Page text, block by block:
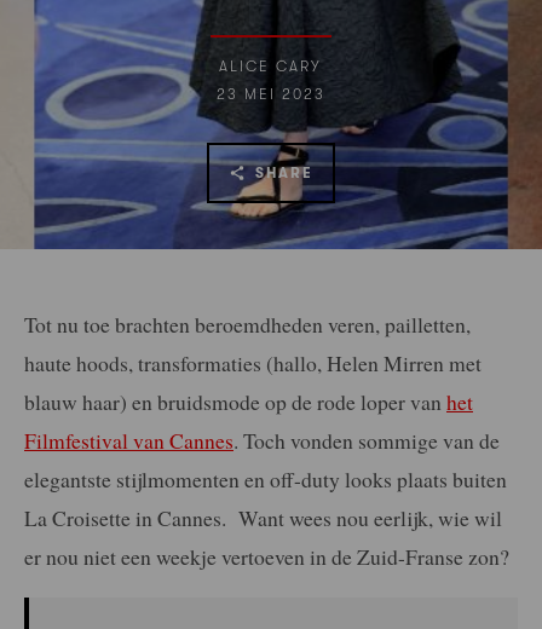
ALICE CARY
23 MEI 2023
SHARE
Tot nu toe brachten beroemdheden veren, pailletten,
haute hoods, transformaties (hallo, Helen Mirren met
blauw haar) en bruidsmode op de rode loper van het
Filmfestival van Cannes. Toch vonden sommige van de
elegantste stijlmomenten en off-duty looks plaats buiten
La Croisette in Cannes. Want wees nou eerlijk, wie wil
er nou niet een weekje vertoeven in de Zuid-Franse zon?